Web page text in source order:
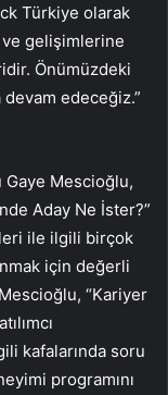
Türkiye olarak
gelişimlerine
Önümüzdeki
edeceğiz.”
Gaye Mescioğlu,
Aday Ne İster?”
ile ilgili birçok
için değerli
“Kariyer
kafalarında soru
programını